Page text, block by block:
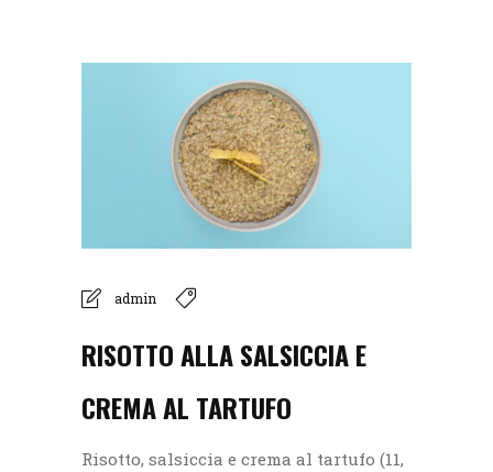
admin
RISOTTO ALLA SALSICCIA E
CREMA AL TARTUFO
Risotto, salsiccia e crema al tartufo (11,